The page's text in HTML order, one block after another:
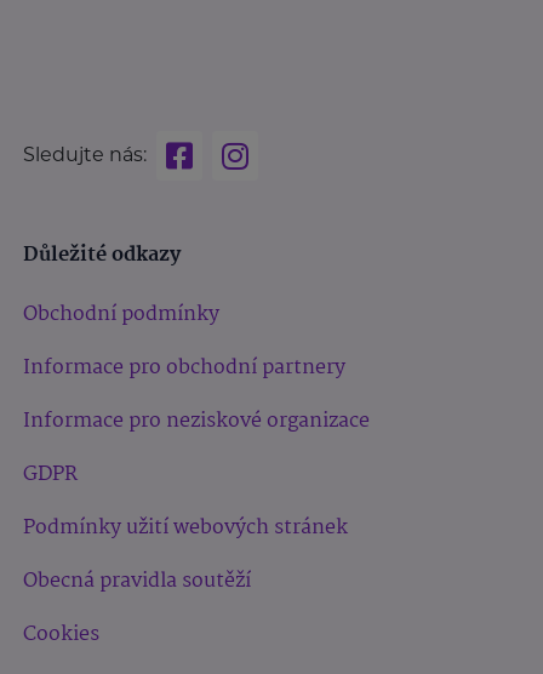
Sledujte nás:
Důležité odkazy
Obchodní podmínky
Informace pro obchodní partnery
Informace pro neziskové organizace
GDPR
Podmínky užití webových stránek
Obecná pravidla soutěží
Cookies